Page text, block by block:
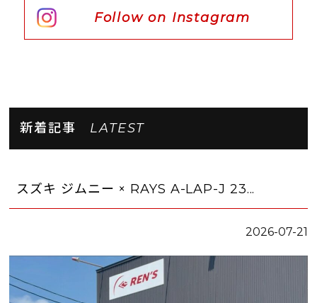
Follow on Instagram
新着記事 LATEST
スズキ ジムニー × RAYS A-LAP-J 23...
2026-07-21